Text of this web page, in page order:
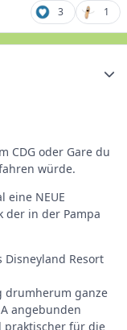
3 1
CDG oder Gare du
würde.
eine NEUE
der in der Pampa
Disneyland Resort
drumherum ganze
angebunden
praktischer für die